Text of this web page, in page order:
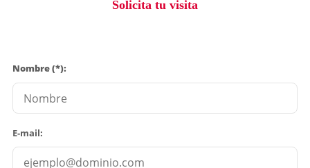
Solicita tu visita
Nombre (*):
E-mail: